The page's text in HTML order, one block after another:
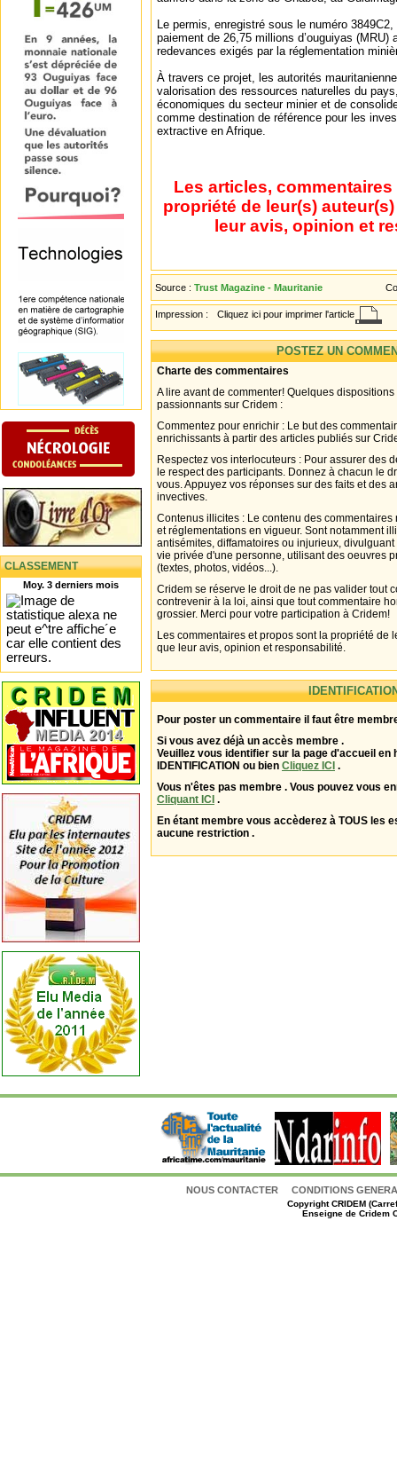
CLASSEMENT
Moy. 3 derniers mois
Le permis, enregistré sous le numéro
paiement de 26,75 millions d’ouguiyas (MRU)
redevances exigés par la réglementation
À travers ce projet, les autorités
valorisation des ressources naturelles du
économiques du secteur minier et de
comme destination de référence pour les
extractive en Afrique.
Les articles,
propriété de leur(s)
leur avis, opinion et
Source : Trust Magazine - Mauritanie
Impression : Cliquez ici pour imprimer l'article
POSTEZ UN
Charte des commentaires
A lire avant de commenter! Quelques
passionnants sur Cridem :
Commentez pour enrichir : Le but des
enrichissants à partir des articles publiés sur
Respectez vos interlocuteurs : Pour assurer des
le respect des participants. Donnez à chacun le
vous. Appuyez vos réponses sur des faits et des
invectives.
Contenus illicites : Le contenu des
et réglementations en vigueur. Sont notamment
antisémites, diffamatoires ou injurieux,
vie privée d'une personne, utilisant des oeuvres
(textes, photos, vidéos...).
Cridem se réserve le droit de ne pas valider tout
contrevenir à la loi, ainsi que tout commentaire
grossier. Merci pour votre participation à Cridem!
Les commentaires et propos sont la propriété de
que leur avis, opinion et responsabilité.
Pour poster un commentaire il faut être
Si vous avez déjà un accès membre .
Veuillez vous identifier sur la page d'accueil en
IDENTIFICATION ou bien Cliquez ICI .
Vous n'êtes pas membre . Vous pouvez vous
Cliquant ICI .
En étant membre vous accèderez à TOUS les
aucune restriction .
NOUS CONTACTER CONDITIONS
CopyrightCRIDEM
Enseigne de Cridem